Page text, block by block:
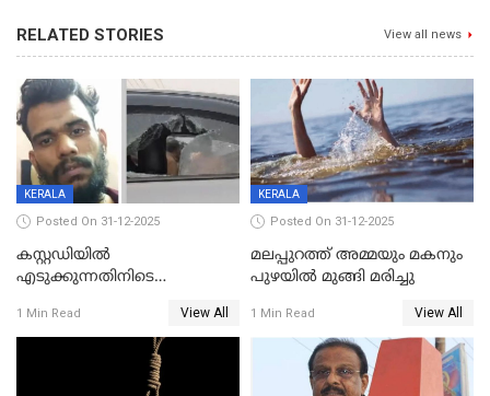
RELATED STORIES View all news
KERALA
Posted On 31-12-2025
കസ്റ്റഡിയിൽ
എടുക്കുന്നതിനിടെ
വധശ്രമക്കേസ് പ്രതി പിടിയിൽ
1 Min Read View All
KERALA
Posted On 31-12-2025
മലപ്പുറത്ത് അമ്മയും മകനും
പുഴയിൽ മുങ്ങി മരിച്ചു
1 Min Read View All